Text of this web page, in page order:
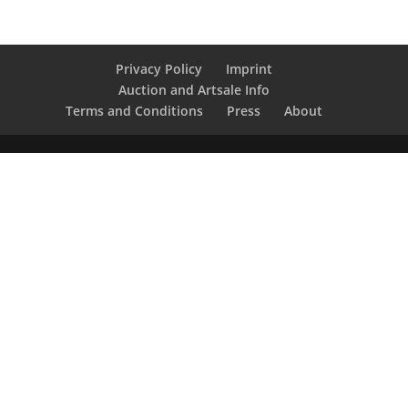
Privacy Policy
Imprint
Auction and Artsale Info
Terms and Conditions
Press About